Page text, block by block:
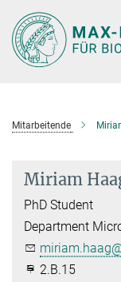
Hauptinhalt
Mitarbeitende
Miriam
PhD Student
Department
2.B.15